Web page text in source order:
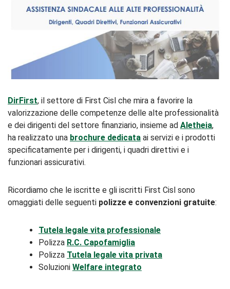
DirFirst, il settore di First Cisl che mira a favorire la
valorizzazione delle competenze delle alte professionalità
e dei dirigenti del settore finanziario, insieme ad Aletheia,
ha realizzato una brochure dedicata ai servizi e i prodotti
specificatamente per i dirigenti, i quadri direttivi e i
funzionari assicurativi.
Ricordiamo che le iscritte e gli iscritti First Cisl sono
omaggiati delle seguenti polizze e convenzioni gratuite:
Tutela legale vita professionale
Polizza R.C. Capofamiglia
Polizza Tutela legale vita privata
Soluzioni Welfare integrato